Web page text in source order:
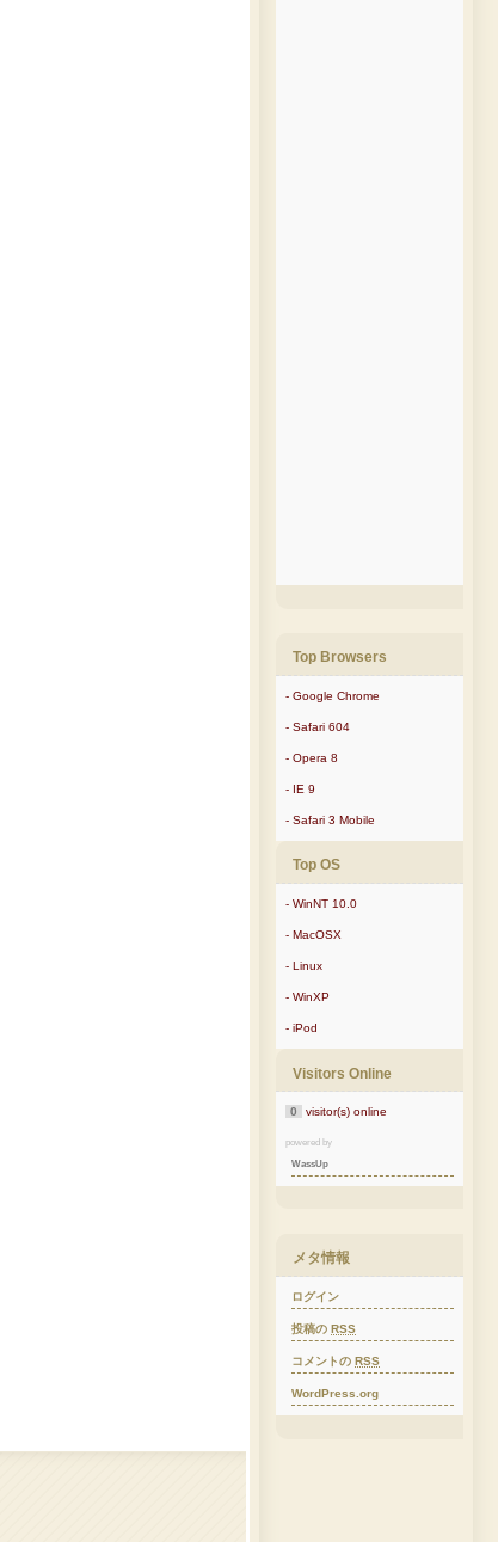
Top Browsers
- Google Chrome
- Safari 604
- Opera 8
- IE 9
- Safari 3 Mobile
Top OS
- WinNT 10.0
- MacOSX
- Linux
- WinXP
- iPod
Visitors Online
0 visitor(s) online
powered by
WassUp
メタ情報
ログイン
投稿の RSS
コメントの RSS
WordPress.org